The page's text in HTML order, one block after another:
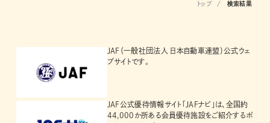
トップ 検索結果
JAF（一般社団法人 日本自動車連盟）公式ウェ
ブサイトです。
JAF公式優待情報サイト「JAFナビ」は、全国約
44,000か所ある会員優待施設をご紹介するポ